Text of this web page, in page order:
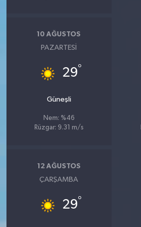
10 AĞUSTOS
PAZARTESI
29°
Güneşli
Nem: %46
Rüzgar: 9.31 m/s
12 AĞUSTOS
ÇARŞAMBA
29°